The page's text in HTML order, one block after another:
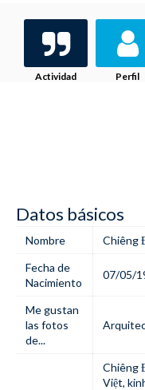
Actividad Perfil
Datos básicos
Nombre
Chiêng
Fecha de
Nacimiento
07/05/
Me gustan
las fotos
de...
Chiêng
Việt,